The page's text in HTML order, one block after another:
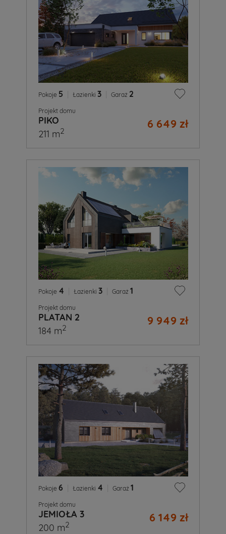
Pokoje 5 Łazienki 3 Garaż 2
Projekt domu
PIKO 6 649 zł
211 m2
Pokoje 4 Łazienki 3 Garaż 1
Projekt domu
PLATAN 2 9 949 zł
184 m2
Pokoje 6 Łazienki 4 Garaż 1
Projekt domu
JEMIOŁA 3 6 149 zł
200 m2